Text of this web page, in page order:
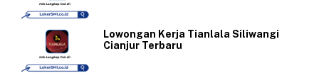
Lowongan Kerja Tianlala Siliwangi
Cianjur Terbaru